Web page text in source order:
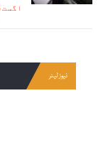
اگست 5, 2026
نیوز لیٹر